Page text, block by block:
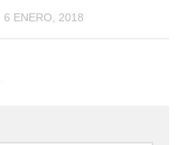
6 ENERO, 2018